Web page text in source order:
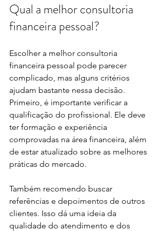
Qual a melhor consultoria
financeira pessoal?
Escolher a melhor consultoria
financeira pessoal pode parecer
complicado, mas alguns critérios
ajudam bastante nessa decisão.
Primeiro, é importante verificar a
qualificação do profissional. Ele deve
ter formação e experiência
comprovadas na área financeira, além
de estar atualizado sobre as melhores
práticas do mercado.
Também recomendo buscar
referências e depoimentos de outros
clientes. Isso dá uma ideia da
qualidade do atendimento e dos